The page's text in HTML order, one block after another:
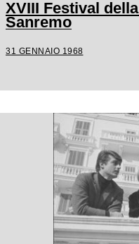
XVIII Festival
Sanremo
31 GENNAIO 1968